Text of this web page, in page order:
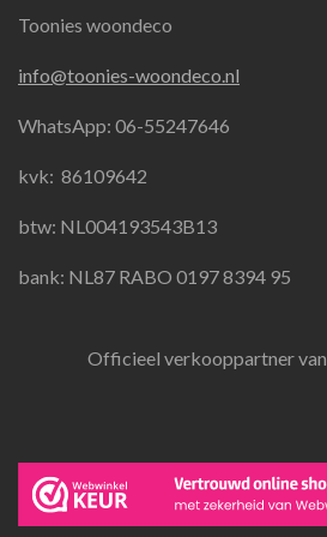
c
b
o
k
s
a
g
a
a
s
A
Toonies woondeco
info@toonies-woondeco.nl
WhatsApp: 06-55247646
kvk: 86109642
btw: NL004193543B13
bank: NL87 RABO 0197 8394 95
Officieel verkooppartner